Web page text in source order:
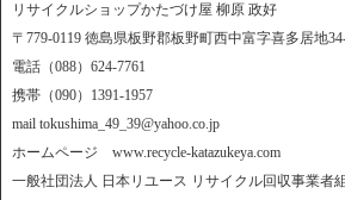
リサイクルショップかたづけ屋 柳原 政好
〒779-0119 徳島県板野郡板野町西中富字喜多居地
電話（088）624-7761
携帯（090）1391-1957
mail tokushima_49_39@yahoo.co.jp
ホームページ www.recycle-katazukeya.com
一般社団法人 日本リユース リサイクル回収事業者